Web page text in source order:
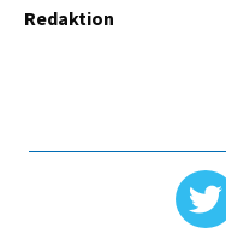
Redaktion